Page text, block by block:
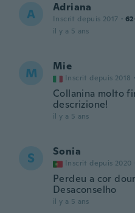
A Adriana
Inscrit depuis 2017 ·
il y a 5 ans
M Mie
Inscrit depuis 2018 ·
Collanina molto
descrizione!
il y a 5 ans
S Sonia
Inscrit depuis 2020
Perdeu a cor
Desaconselho
il y a 5 ans